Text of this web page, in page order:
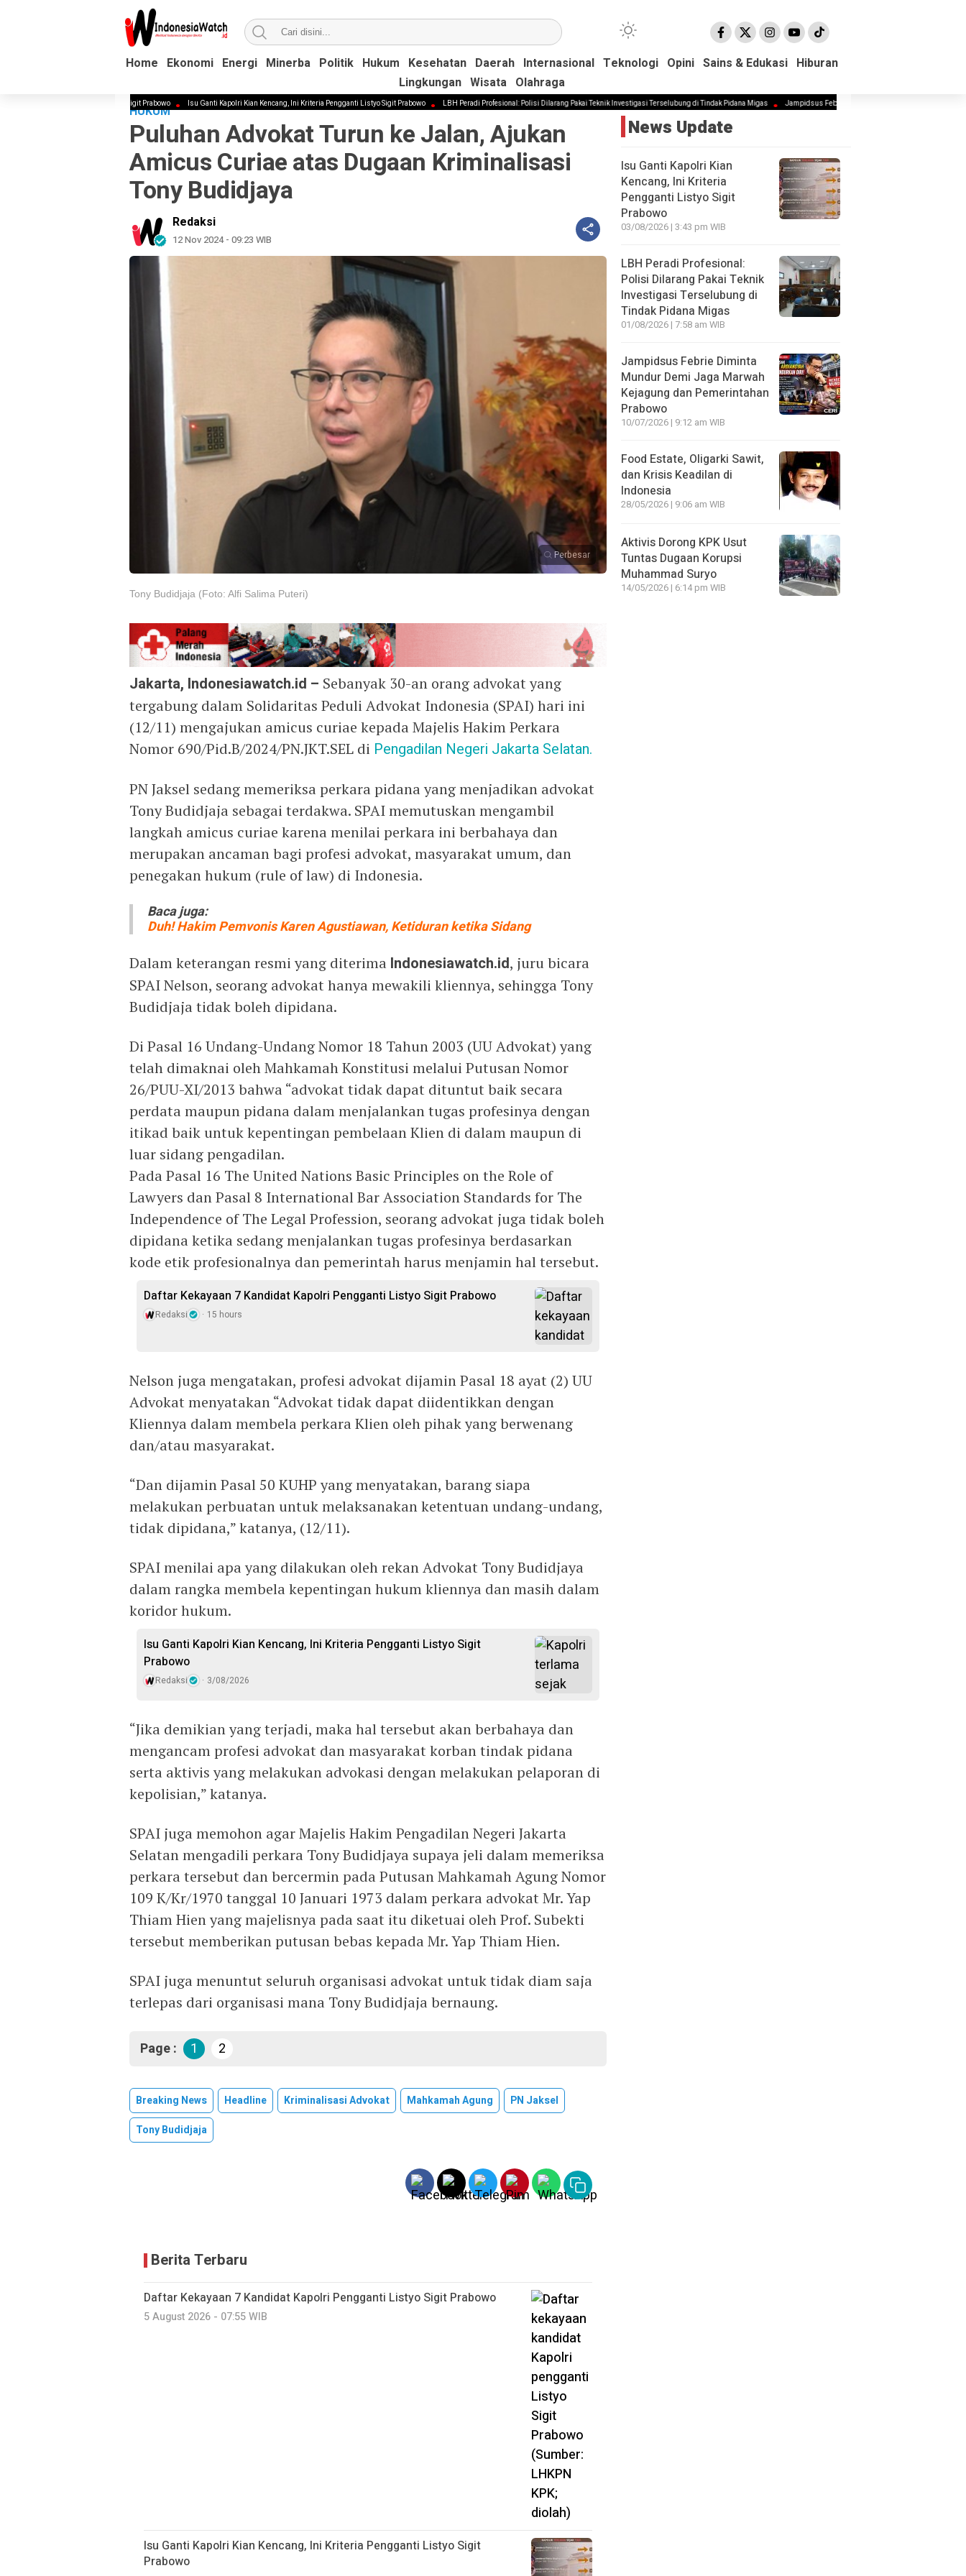
Home Ekonomi Energi Minerba Politik Hukum Kesehatan Daerah Internasional Teknologi Opini Sains & Edukasi Hiburan
Lingkungan Wisata Olahraga
Home Ekonomi Energi Minerba Politik Hukum Kesehatan Daerah Internasional Teknologi Opini Sains & Edukasi Hiburan
Lingkungan Wisata Olahraga
Isu Ganti Kapolri Kian Kencang, Ini Kriteria Pengganti Listyo Sigit Prabowo LBH Peradi Profesional: Polisi Dilarang Pakai Teknik Investigasi Terselubung di Tindak Pidana Migas Jampidsus Febrie Diminta Mundur Demi Jaga Marwah Kejagung
HUKUM
Puluhan Advokat Turun ke Jalan, Ajukan
Amicus Curiae atas Dugaan Kriminalisasi
Tony Budidjaya
Redaksi
12 Nov 2024 - 09:23 WIB
Perbesar
Tony Budidjaja (Foto: Alfi Salima Puteri)
Jakarta, Indonesiawatch.id – Sebanyak 30-an orang advokat yang
tergabung dalam Solidaritas Peduli Advokat Indonesia (SPAI) hari ini
(12/11) mengajukan amicus curiae kepada Majelis Hakim Perkara
Nomor 690/Pid.B/2024/PN.JKT.SEL di Pengadilan Negeri Jakarta Selatan.
PN Jaksel sedang memeriksa perkara pidana yang menjadikan advokat
Tony Budidjaja sebagai terdakwa. SPAI memutuskan mengambil
langkah amicus curiae karena menilai perkara ini berbahaya dan
merupakan ancaman bagi profesi advokat, masyarakat umum, dan
penegakan hukum (rule of law) di Indonesia.
Baca juga:
Duh! Hakim Pemvonis Karen Agustiawan, Ketiduran ketika Sidang
Dalam keterangan resmi yang diterima Indonesiawatch.id, juru bicara
SPAI Nelson, seorang advokat hanya mewakili kliennya, sehingga Tony
Budidjaja tidak boleh dipidana.
Di Pasal 16 Undang-Undang Nomor 18 Tahun 2003 (UU Advokat) yang
telah dimaknai oleh Mahkamah Konstitusi melalui Putusan Nomor
26/PUU-XI/2013 bahwa “advokat tidak dapat dituntut baik secara
perdata maupun pidana dalam menjalankan tugas profesinya dengan
itikad baik untuk kepentingan pembelaan Klien di dalam maupun di
luar sidang pengadilan.
Pada Pasal 16 The United Nations Basic Principles on the Role of
Lawyers dan Pasal 8 International Bar Association Standards for The
Independence of The Legal Profession, seorang advokat juga tidak boleh
dipidana ketika sedang menjalankan tugas profesinya berdasarkan
kode etik profesionalnya dan pemerintah harus menjamin hal tersebut.
Daftar Kekayaan 7 Kandidat Kapolri Pengganti Listyo Sigit Prabowo
Redaksi 15 hours
Nelson juga mengatakan, profesi advokat dijamin Pasal 18 ayat (2) UU
Advokat menyatakan “Advokat tidak dapat diidentikkan dengan
Kliennya dalam membela perkara Klien oleh pihak yang berwenang
dan/atau masyarakat.
“Dan dijamin Pasal 50 KUHP yang menyatakan, barang siapa
melakukan perbuatan untuk melaksanakan ketentuan undang-undang,
tidak dipidana,” katanya, (12/11).
SPAI menilai apa yang dilakukan oleh rekan Advokat Tony Budidjaya
dalam rangka membela kepentingan hukum kliennya dan masih dalam
koridor hukum.
Isu Ganti Kapolri Kian Kencang, Ini Kriteria Pengganti Listyo Sigit
Prabowo
Redaksi 3/08/2026
“Jika demikian yang terjadi, maka hal tersebut akan berbahaya dan
mengancam profesi advokat dan masyarakat korban tindak pidana
serta aktivis yang melakukan advokasi dengan melakukan pelaporan di
kepolisian,” katanya.
SPAI juga memohon agar Majelis Hakim Pengadilan Negeri Jakarta
Selatan mengadili perkara Tony Budidjaya supaya jeli dalam memeriksa
perkara tersebut dan bercermin pada Putusan Mahkamah Agung Nomor
109 K/Kr/1970 tanggal 10 Januari 1973 dalam perkara advokat Mr. Yap
Thiam Hien yang majelisnya pada saat itu diketuai oleh Prof. Subekti
tersebut memberikan putusan bebas kepada Mr. Yap Thiam Hien.
SPAI juga menuntut seluruh organisasi advokat untuk tidak diam saja
terlepas dari organisasi mana Tony Budidjaja bernaung.
Page : 1 2
Breaking News Headline Kriminalisasi Advokat Mahkamah Agung
PN Jaksel
Tony Budidjaja
Berita Terbaru
Daftar Kekayaan 7 Kandidat Kapolri Pengganti Listyo Sigit Prabowo
5 August 2026 - 07:55 WIB
Isu Ganti Kapolri Kian Kencang, Ini Kriteria Pengganti Listyo Sigit
Prabowo
News Update
Isu Ganti Kapolri Kian
Kencang, Ini Kriteria
Pengganti Listyo Sigit
Prabowo
03/08/2026 | 3:43 pm WIB
LBH Peradi Profesional:
Polisi Dilarang Pakai Teknik
Investigasi Terselubung di
Tindak Pidana Migas
01/08/2026 | 7:58 am WIB
Jampidsus Febrie Diminta
Mundur Demi Jaga Marwah
Kejagung dan Pemerintahan
Prabowo
10/07/2026 | 9:12 am WIB
Food Estate, Oligarki Sawit,
dan Krisis Keadilan di
Indonesia
28/05/2026 | 9:06 am WIB
Aktivis Dorong KPK Usut
Tuntas Dugaan Korupsi
Muhammad Suryo
14/05/2026 | 6:14 pm WIB